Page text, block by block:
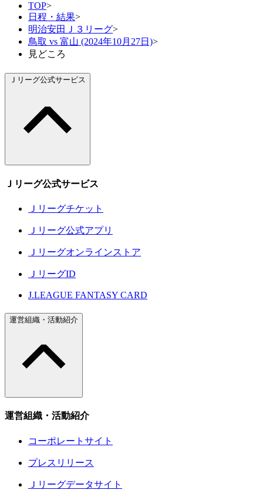
TOP>
日程・結果>
明治安田Ｊ３リーグ>
鳥取 vs 富山 (2024年10月27日)>
見どころ
Ｊリーグ公式サービス
Ｊリーグ公式サービス
Ｊリーグチケット
Ｊリーグ公式アプリ
Ｊリーグオンラインストア
ＪリーグID
J.LEAGUE FANTASY CARD
運営組織・活動紹介
運営組織・活動紹介
コーポレートサイト
プレスリリース
Ｊリーグデータサイト